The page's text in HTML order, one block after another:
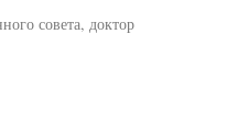
совета, доктор